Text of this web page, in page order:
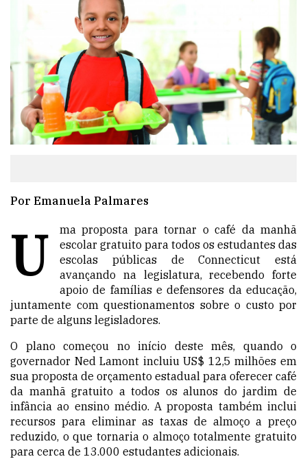
Por Emanuela Palmares
U
ma proposta para tornar o café da manhã
escolar gratuito para todos os estudantes das
escolas públicas de Connecticut está
avançando na legislatura, recebendo forte
apoio de famílias e defensores da educação,
juntamente com questionamentos sobre o custo por
parte de alguns legisladores.
O plano começou no início deste mês, quando o
governador Ned Lamont incluiu US$ 12,5 milhões em
sua proposta de orçamento estadual para oferecer café
da manhã gratuito a todos os alunos do jardim de
infância ao ensino médio. A proposta também inclui
recursos para eliminar as taxas de almoço a preço
reduzido, o que tornaria o almoço totalmente gratuito
para cerca de 13.000 estudantes adicionais.